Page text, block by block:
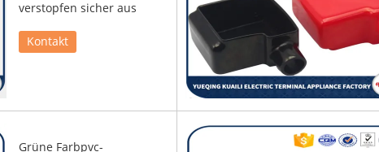
verstopfen sicher aus
Kontakt
Grüne Farbpvc-